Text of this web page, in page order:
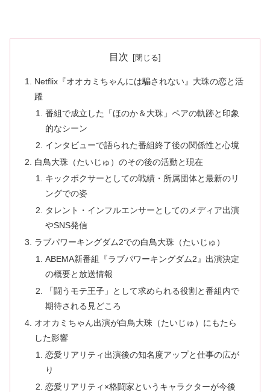
目次
Netflix『オオカミちゃんには騙されない』大珠の恋と活
躍
番組で成立した「ほのか＆大珠」ペアの軌跡と印象
的なシーン
インタビューで語られた番組終了後の関係性と心境
白鳥大珠（たいじゅ）のその後の活動と現在
キックボクサーとしての戦績・所属団体と最新のリ
ングでの姿
タレント・インフルエンサーとしてのメディア出演
やSNS発信
ラブパワーキングダム2での白鳥大珠（たいじゅ）
ABEMA新番組『ラブパワーキングダム2』出演決定
の概要と放送情報
「闘うモテ王子」として求められる役割と番組内で
期待される見どころ
オオカミちゃん出演が白鳥大珠（たいじゅ）にもたら
した影響
恋愛リアリティ出演後の知名度アップと仕事の広が
り
恋愛リアリティ×格闘家というキャラクターが今後